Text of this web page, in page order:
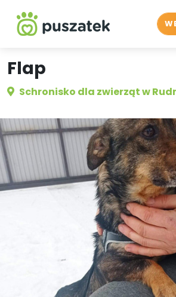
Flap
Schronisko dla zwierząt w